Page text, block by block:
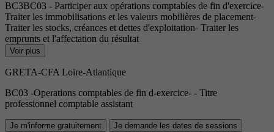
BC3BC03 - Participer aux opérations comptables de fin d'exercice-
Traiter les immobilisations et les valeurs mobilières de placement-
Traiter les stocks, créances et dettes d'exploitation- Traiter les
emprunts et l'affectation du résultat
Voir plus
GRETA-CFA Loire-Atlantique
BC03 -Operations comptables de fin d-exercice- - Titre
professionnel comptable assistant
Je m'informe gratuitement Je demande les dates de sessions